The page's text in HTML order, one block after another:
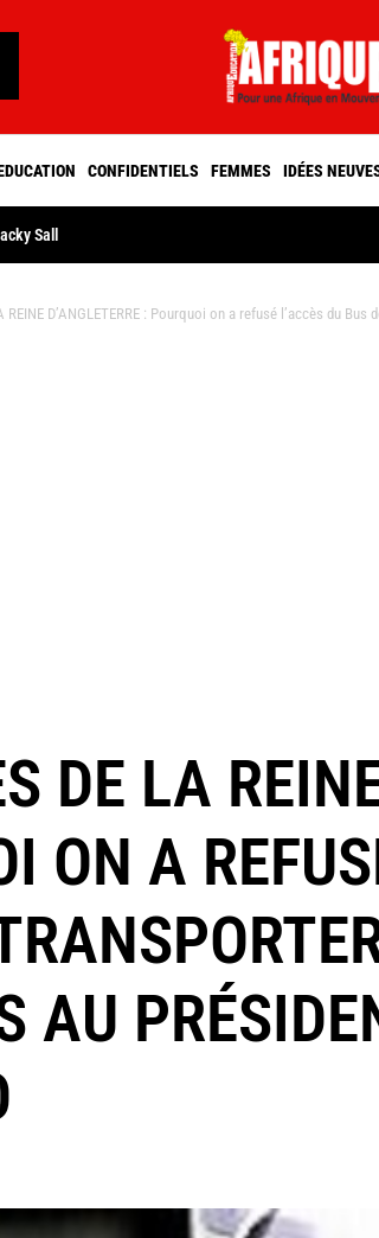
CONFIDENTIELS FEMMES IDÉES
Sall
REINE D’ANGLETERRE : Pourquoi on a refusé l’accès du
DE LA
ON A
AU